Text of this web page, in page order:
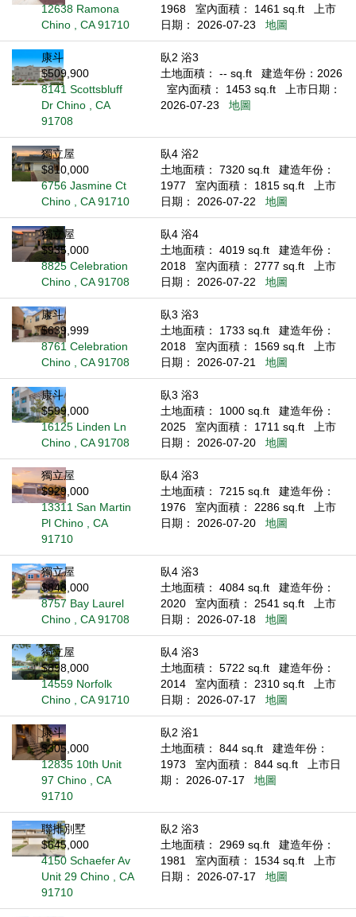
12638 Ramona
Chino , CA 91710
1968
室內面積： 1461 sq.ft
上市
日期： 2026-07-23
地圖
康斗
$509,900
8141 Scottsbluff
Dr Chino , CA
91708
臥2 浴3
土地面積： -- sq.ft
建造年份：2026
室內面積： 1453 sq.ft
上市日期：
2026-07-23
地圖
獨立屋
$810,000
6756 Jasmine Ct
Chino , CA 91710
臥4 浴2
土地面積： 7320 sq.ft
建造年份：
1977
室內面積： 1815 sq.ft
上市
日期： 2026-07-22
地圖
獨立屋
$935,000
8825 Celebration
Chino , CA 91708
臥4 浴4
土地面積： 4019 sq.ft
建造年份：
2018
室內面積： 2777 sq.ft
上市
日期： 2026-07-22
地圖
康斗
$639,999
8761 Celebration
Chino , CA 91708
臥3 浴3
土地面積： 1733 sq.ft
建造年份：
2018
室內面積： 1569 sq.ft
上市
日期： 2026-07-21
地圖
康斗
$599,000
16125 Linden Ln
Chino , CA 91708
臥3 浴3
土地面積： 1000 sq.ft
建造年份：
2025
室內面積： 1711 sq.ft
上市
日期： 2026-07-20
地圖
獨立屋
$929,000
13311 San Martin
Pl Chino , CA
91710
臥4 浴3
土地面積： 7215 sq.ft
建造年份：
1976
室內面積： 2286 sq.ft
上市
日期： 2026-07-20
地圖
獨立屋
$848,000
8757 Bay Laurel
Chino , CA 91708
臥4 浴3
土地面積： 4084 sq.ft
建造年份：
2020
室內面積： 2541 sq.ft
上市
日期： 2026-07-18
地圖
獨立屋
$898,000
14559 Norfolk
Chino , CA 91710
臥4 浴3
土地面積： 5722 sq.ft
建造年份：
2014
室內面積： 2310 sq.ft
上市
日期： 2026-07-17
地圖
康斗
$305,000
12835 10th Unit
97 Chino , CA
91710
臥2 浴1
土地面積： 844 sq.ft
建造年份：
1973
室內面積： 844 sq.ft
上市日
期： 2026-07-17
地圖
聯排別墅
$645,000
4150 Schaefer Av
Unit 29 Chino , CA
91710
臥2 浴3
土地面積： 2969 sq.ft
建造年份：
1981
室內面積： 1534 sq.ft
上市
日期： 2026-07-17
地圖